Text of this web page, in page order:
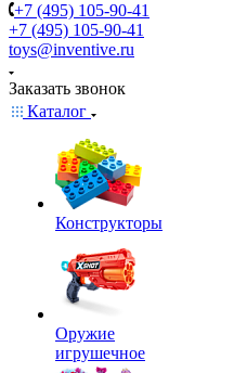
+7 (495) 105-90-41
+7 (495) 105-90-41
toys@inventive.ru
Заказать звонок
Каталог
Конструкторы
Оружие
игрушечное